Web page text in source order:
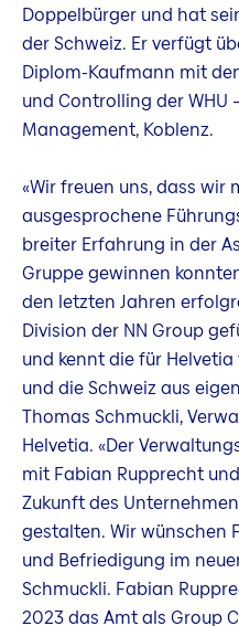
Doppelbürger und hat
der Schweiz. Er verfügt
Diplom-Kaufmann mit
und Controlling der WHU
Management, Koblenz.
«Wir freuen uns, dass
ausgesprochene
breiter Erfahrung in der
Gruppe gewinnen
den letzten Jahren
Division der NN Group
und kennt die für
und die Schweiz aus
Thomas Schmuckli,
Helvetia. «Der
mit Fabian Rupprecht
Zukunft des
gestalten. Wir wünschen
und Befriedigung im
Schmuckli. Fabian
2023 das Amt als Group